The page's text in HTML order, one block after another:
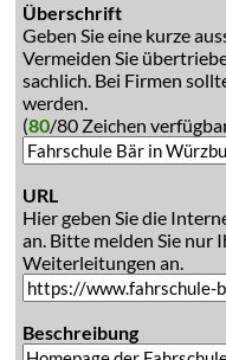
Überschrift
Geben Sie eine kurze
Vermeiden Sie
sachlich. Bei Firmen
werden.
(80/80 Zeichen
URL
Hier geben Sie die
an. Bitte melden Sie nur
Weiterleitungen an.
Beschreibung